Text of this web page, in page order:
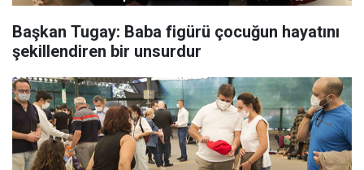
Başkan Tugay: Baba figürü çocuğun hayatını
şekillendiren bir unsurdur